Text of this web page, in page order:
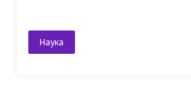
Наука